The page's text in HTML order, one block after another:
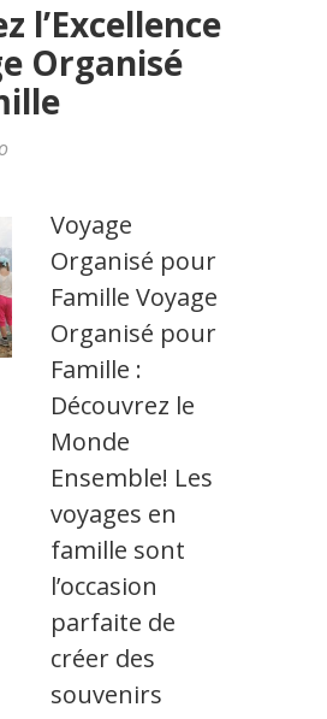
l’Excellence
Organisé
Voyage
Organisé pour
Famille Voyage
Organisé pour
Famille :
Découvrez le
Monde
Ensemble! Les
voyages en
famille sont
l’occasion
parfaite de
créer des
souvenirs